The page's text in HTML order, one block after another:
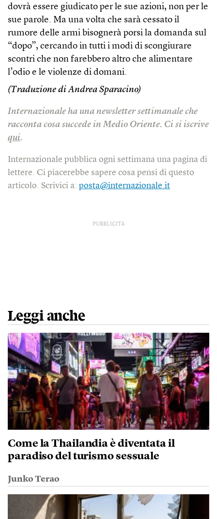
dovrà essere giudicato per le sue azioni, non per le
sue parole. Ma una volta che sarà cessato il
rumore delle armi bisognerà porsi la domanda sul
“dopo”, cercando in tutti i modi di scongiurare
scontri che non farebbero altro che alimentare
l’odio e le violenze di domani.
(Traduzione di Andrea Sparacino)
Internazionale ha una newsletter settimanale che
racconta cosa succede in Medio Oriente. Ci si iscrive
qui.
Internazionale pubblica ogni settimana una pagina di
lettere. Ci piacerebbe sapere cosa pensi di questo
articolo. Scrivici a: posta@internazionale.it
PUBBLICITÀ
Leggi anche
Come la Thailandia è diventata il
paradiso del turismo sessuale
Junko Terao